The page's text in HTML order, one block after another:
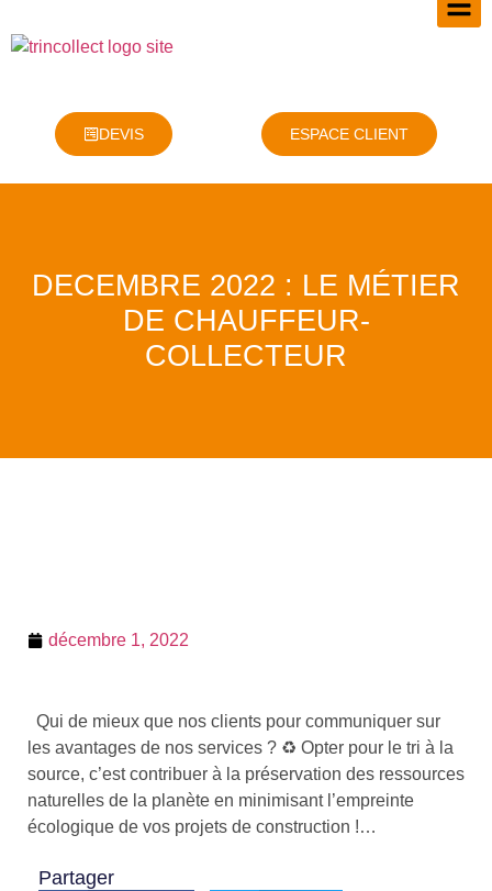
DEVIS ESPACE CLIENT
DECEMBRE 2022 : LE MÉTIER
DE CHAUFFEUR-
COLLECTEUR
décembre 1, 2022
Qui de mieux que nos clients pour communiquer sur
les avantages de nos services ? ♻️ Opter pour le tri à la
source, c’est contribuer à la préservation des ressources
naturelles de la planète en minimisant l’empreinte
écologique de vos projets de construction !…
Partager